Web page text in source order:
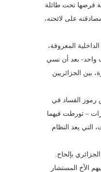
فرضها تحت طائلة
على لائحته،
المعروفة،
واحد- بعد أن نسي
بين الجزائريين
رموز الفساد في
– تورطت فيهما
التي يعد النظام
بإلحاح.
الأخ المستشار